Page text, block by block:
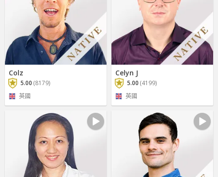
Colz
5.00 (8179)
英國
Celyn J
5.00 (4199)
英國